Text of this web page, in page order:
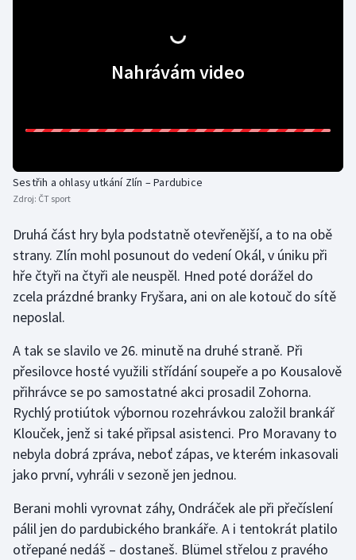
Motorsport
Parasport
Plavání
Plážový volejbal
Ragby
Rychlobruslení
Rychlostní kanoistika
Short track
Sportovní střelba
Stolní tenis
Triatlon
Nahrávám video
Sestřih a ohlasy utkání Zlín – Pardubice
Zdroj: ČT sport
Druhá část hry byla podstatně otevřenější, a to na obě
strany. Zlín mohl posunout do vedení Okál, v úniku při
hře čtyři na čtyři ale neuspěl. Hned poté dorážel do
zcela prázdné branky Fryšara, ani on ale kotouč do sítě
neposlal.
A tak se slavilo ve 26. minutě na druhé straně. Při
přesilovce hosté využili střídání soupeře a po Kousalově
přihrávce se po samostatné akci prosadil Zohorna.
Rychlý protiútok výbornou rozehrávkou založil brankář
Klouček, jenž si také připsal asistenci. Pro Moravany to
nebyla dobrá zpráva, neboť zápas, ve kterém inkasovali
jako první, vyhráli v sezoně jen jednou.
Berani mohli vyrovnat záhy, Ondráček ale při přečíslení
pálil jen do pardubického brankáře. A i tentokrát platilo
otřepané nedáš – dostaneš. Blümel střelou z pravého